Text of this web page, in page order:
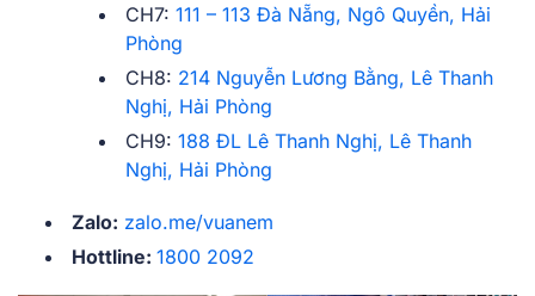
CH7: 111 – 113 Đà Nẵng, Ngô Quyền, Hải
Phòng
CH8: 214 Nguyễn Lương Bằng, Lê Thanh
Nghị, Hải Phòng
CH9: 188 ĐL Lê Thanh Nghị, Lê Thanh
Nghị, Hải Phòng
Zalo: zalo.me/vuanem
Hottline: 1800 2092